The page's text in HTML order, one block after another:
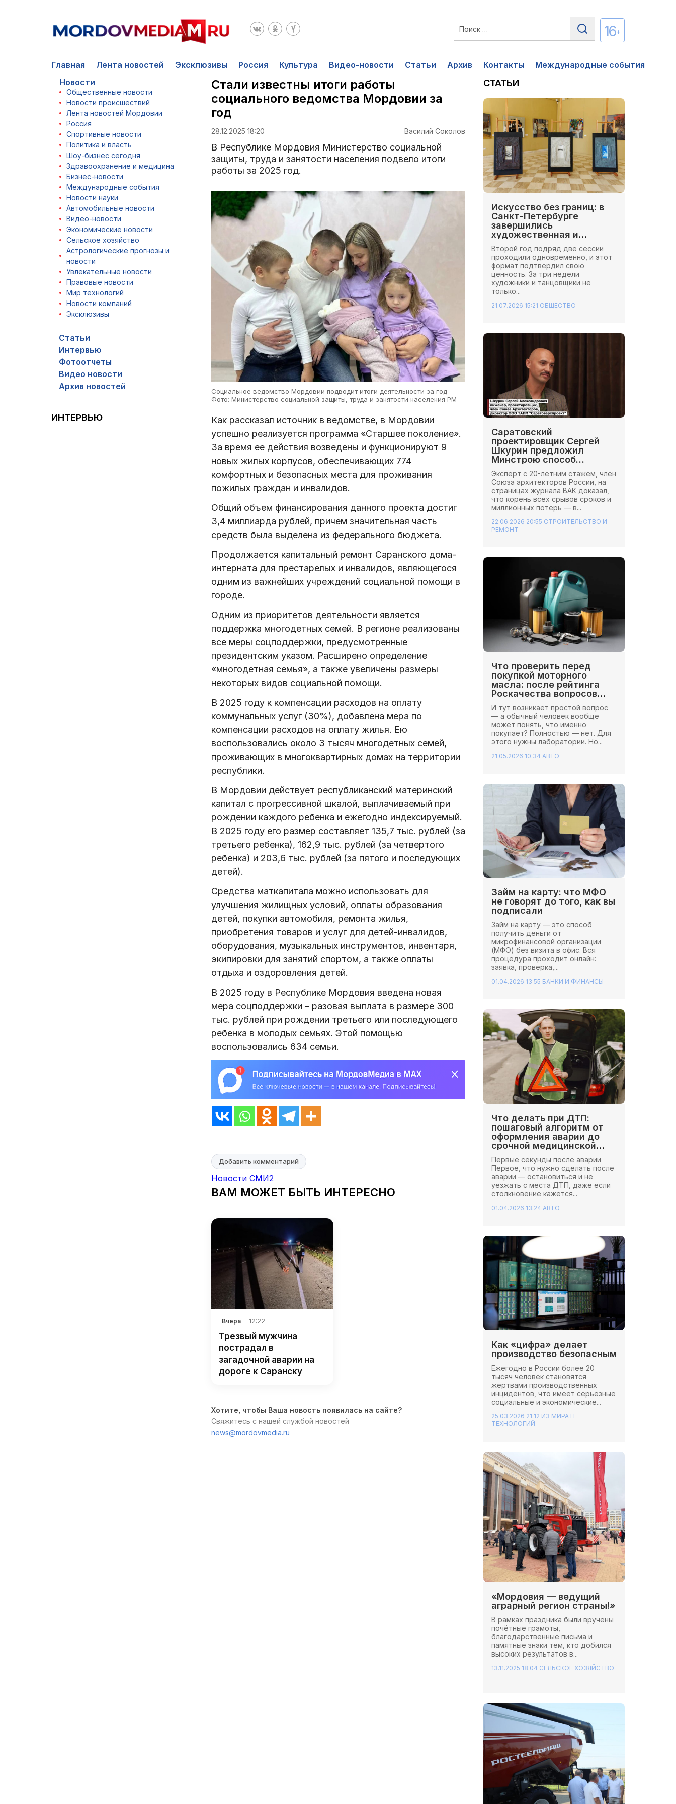
16+
Главная Лента новостей Эксклюзивы Россия Культура Видео-новости Статьи Архив Контакты
Международные события
Новости
Общественные новости
Новости происшествий
Лента новостей Мордовии
Россия
Спортивные новости
Политика и власть
Шоу-бизнес сегодня
Здравоохранение и медицина
Бизнес-новости
Международные события
Новости науки
Автомобильные новости
Видео-новости
Экономические новости
Сельское хозяйство
Астрологические прогнозы и
новости
Увлекательные новости
Правовые новости
Мир технологий
Новости компаний
Эксклюзивы
Статьи
Интервью
Фотоотчеты
Видео новости
Архив новостей
ИНТЕРВЬЮ
Стали известны итоги работы
социального ведомства Мордовии за
год
28.12.2025 18:20 Василий Соколов
В Республике Мордовия Министерство социальной
защиты, труда и занятости населения подвело итоги
работы за 2025 год.
Социальное ведомство Мордовии подводит итоги деятельности за год
Фото: Министерство социальной защиты, труда и занятости населения РМ
Как рассказал источник в ведомстве, в Мордовии
успешно реализуется программа «Старшее поколение».
За время ее действия возведены и функционируют 9
новых жилых корпусов, обеспечивающих 774
комфортных и безопасных места для проживания
пожилых граждан и инвалидов.
Общий объем финансирования данного проекта достиг
3,4 миллиарда рублей, причем значительная часть
средств была выделена из федерального бюджета.
Продолжается капитальный ремонт Саранского дома-
интерната для престарелых и инвалидов, являющегося
одним из важнейших учреждений социальной помощи в
городе.
Одним из приоритетов деятельности является
поддержка многодетных семей. В регионе реализованы
все меры соцподдержки, предусмотренные
президентским указом. Расширено определение
«многодетная семья», а также увеличены размеры
некоторых видов социальной помощи.
В 2025 году к компенсации расходов на оплату
коммунальных услуг (30%), добавлена мера по
компенсации расходов на оплату жилья. Ею
воспользовались около 3 тысяч многодетных семей,
проживающих в многоквартирных домах на территории
республики.
В Мордовии действует республиканский материнский
капитал с прогрессивной шкалой, выплачиваемый при
рождении каждого ребенка и ежегодно индексируемый.
В 2025 году его размер составляет 135,7 тыс. рублей (за
третьего ребенка), 162,9 тыс. рублей (за четвертого
ребенка) и 203,6 тыс. рублей (за пятого и последующих
детей).
Средства маткапитала можно использовать для
улучшения жилищных условий, оплаты образования
детей, покупки автомобиля, ремонта жилья,
приобретения товаров и услуг для детей-инвалидов,
оборудования, музыкальных инструментов, инвентаря,
экипировки для занятий спортом, а также оплаты
отдыха и оздоровления детей.
В 2025 году в Республике Мордовия введена новая
мера соцподдержки – разовая выплата в размере 300
тыс. рублей при рождении третьего или последующего
ребенка в молодых семьях. Этой помощью
воспользовались 634 семьи.
Добавить комментарий
Новости СМИ2
ВАМ МОЖЕТ БЫТЬ ИНТЕРЕСНО
Вчера 12:22
Трезвый мужчина
пострадал в
загадочной аварии на
дороге к Саранску
Хотите, чтобы Ваша новость появилась на сайте?
Свяжитесь с нашей службой новостей
news@mordovmedia.ru
СТАТЬИ
Искусство без границ: в
Санкт-Петербурге
завершились
художественная и
хореографическая сессии
Школы Иннопрактики.
Второй год подряд две сессии
проходили одновременно, и этот
формат подтвердил свою
ценность. За три недели
художники и танцовщики не
только...
21.07.2026 15:21 ОБЩЕСТВО
Саратовский
проектировщик Сергей
Шкурин предложил
Минстрою способ
сэкономить миллионы на
стройках
Эксперт с 20-летним стажем, член
Союза архитекторов России, на
страницах журнала ВАК доказал,
что корень всех срывов сроков и
миллионных потерь — в...
22.06.2026 20:55 СТРОИТЕЛЬСТВО И
РЕМОНТ
Что проверить перед
покупкой моторного
масла: после рейтинга
Роскачества вопросов
стало больше
И тут возникает простой вопрос
— а обычный человек вообще
может понять, что именно
покупает? Полностью — нет. Для
этого нужны лаборатории. Но...
21.05.2026 10:34 АВТО
Займ на карту: что МФО
не говорят до того, как вы
подписали
Займ на карту — это способ
получить деньги от
микрофинансовой организации
(МФО) без визита в офис. Вся
процедура проходит онлайн:
заявка, проверка,...
01.04.2026 13:55 БАНКИ И ФИНАНСЫ
Что делать при ДТП:
пошаговый алгоритм от
оформления аварии до
срочной медицинской
помощи
Первые секунды после аварии
Первое, что нужно сделать после
аварии — остановиться и не
уезжать с места ДТП, даже если
столкновение кажется...
01.04.2026 13:24 АВТО
Как «цифра» делает
производство безопасным
Ежегодно в России более 20
тысяч человек становятся
жертвами производственных
инцидентов, что имеет серьезные
социальные и экономические...
25.03.2026 21:12 ИЗ МИРА IT-
ТЕХНОЛОГИЙ
«Мордовия — ведущий
аграрный регион страны!»
В рамках праздника были вручены
почётные грамоты,
благодарственные письма и
памятные знаки тем, кто добился
высоких результатов в...
13.11.2025 18:04 СЕЛЬСКОЕ ХОЗЯЙСТВО